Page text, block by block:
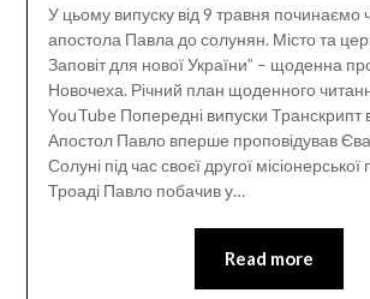
У цьому випуску від 9 травня починаємо
апостола Павла до солунян. Місто та
Заповіт для нової України” – щоденна
Новочеха. Річний план щоденного
YouTube Попередні випуски Транскрипт
Апостол Павло вперше проповідував
Солуні під час своєї другої
Троаді Павло побачив у…
Read more